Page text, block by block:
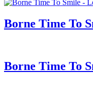
Borne Time To
Borne Time To